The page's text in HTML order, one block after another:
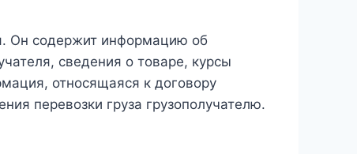
Он содержит информацию об
сведения о товаре, курсы
относящаяся к договору
перевозки груза грузополучателю.